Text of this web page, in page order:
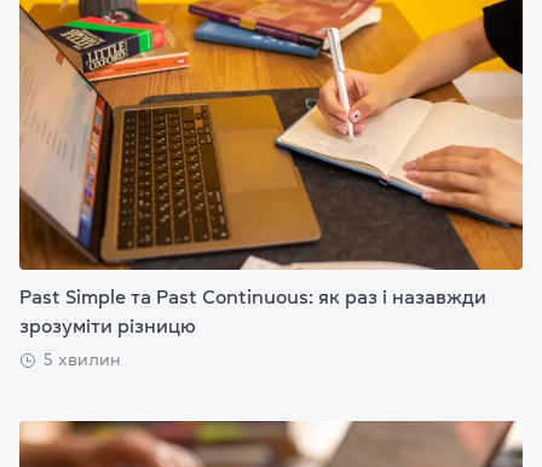
Past Simple та Past Continuous: як раз і назавжди
зрозуміти різницю
5 хвилин